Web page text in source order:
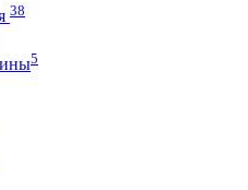
38
5